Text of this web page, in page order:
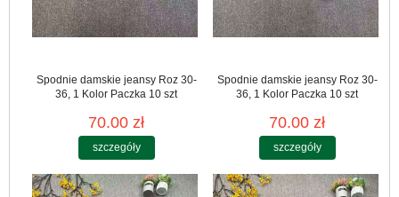
Spodnie damskie jeansy Roz 30-
36, 1 Kolor Paczka 10 szt
70.00 zł
szczegóły
Spodnie damskie jeansy Roz 30-
36, 1 Kolor Paczka 10 szt
70.00 zł
szczegóły